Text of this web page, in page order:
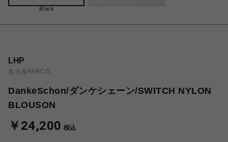
Black
LHP
名古屋PARCO
DankeSchon/ダンケシェーン/SWITCH NYLON
BLOUSON
￥24,200 税込